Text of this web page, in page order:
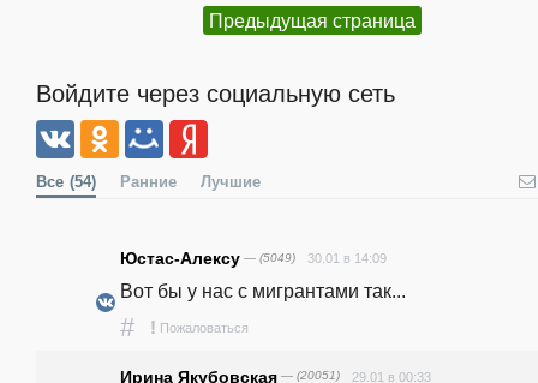
Предыдущая страница
Войдите через социальную сеть
Все (54) Ранние Лучшие
Юстас-Алексу — (5049) 30.01 в 14:09
Вот бы у нас с мигрантами так...
# ! Пожаловаться
Ирина Якубовская — (20051) 29.01 в 00:33